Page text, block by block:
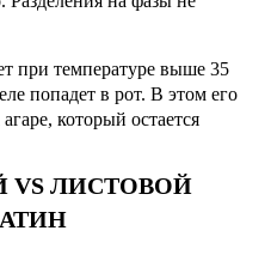
при температуре выше 35
попадет в рот. В этом его
который остается
ЛИСТОВОЙ